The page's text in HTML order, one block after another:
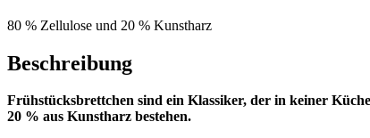
80 % Zellulose und 20 % Kunstharz
Beschreibung
Frühstücksbrettchen sind ein Klassiker, der in keiner
20 % aus Kunstharz bestehen.